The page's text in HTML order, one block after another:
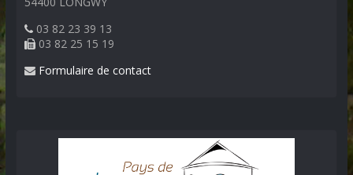
03 82 23 39 13
03 82 25 15 19
Formulaire de contact